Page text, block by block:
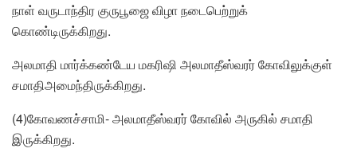
நாள் வருடாந்திர குருபூஜை விழா நடைபெற்றுக்
கொண்டிருக்கிறது.
அலமாதி மார்க்கண்டேய மகரிஷி அலமாதீஸ்வரர் கோவிலுக்குள்
சமாதிஅமைந்திருக்கிறது.
(4)கோவணச்சாமி- அலமாதீஸ்வரர் கோவில் அருகில் சமாதி
இருக்கிறது.